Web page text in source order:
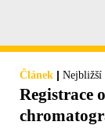
Článek | Nejbližší
Registrace